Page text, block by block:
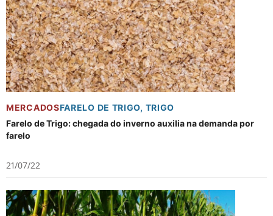
MERCADOSFARELO DE TRIGO, TRIGO
Farelo de Trigo: chegada do inverno auxilia na demanda por
farelo
21/07/22